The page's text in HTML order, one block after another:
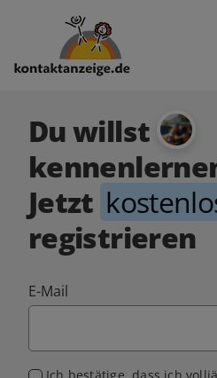
Du willst
Jetzt
registrieren
E-Mail
Ich bestätige, dass ich